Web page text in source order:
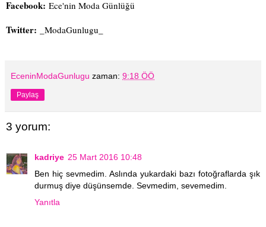
Facebook: Ece'nin Moda Günlüğü
Twitter: _ModaGunlugu_
EceninModaGunlugu zaman: 9:18 ÖÖ
Paylaş
3 yorum:
kadriye 25 Mart 2016 10:48
Ben hiç sevmedim. Aslında yukardaki bazı fotoğraflarda şık
durmuş diye düşünsemde. Sevmedim, sevemedim.
Yanıtla